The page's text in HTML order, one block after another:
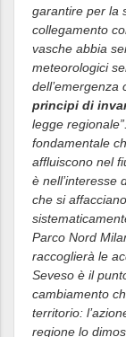
garantire per la
collegamento
vasche abbia
meteorologici
dell’emergenza
principi di
legge regionale”.
fondamentale
affluiscono nel
è nell’interesse
che si
Parco Nord
raccoglierà le
Seveso è il
cambiamento
territorio:
regione lo